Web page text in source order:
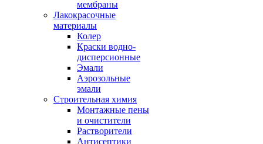
мембраны
Лакокрасочные
материалы
Колер
Краски водно-
дисперсионные
Эмали
Аэрозольные
эмали
Строительная химия
Монтажные пены
и очистители
Растворители
Антисептики